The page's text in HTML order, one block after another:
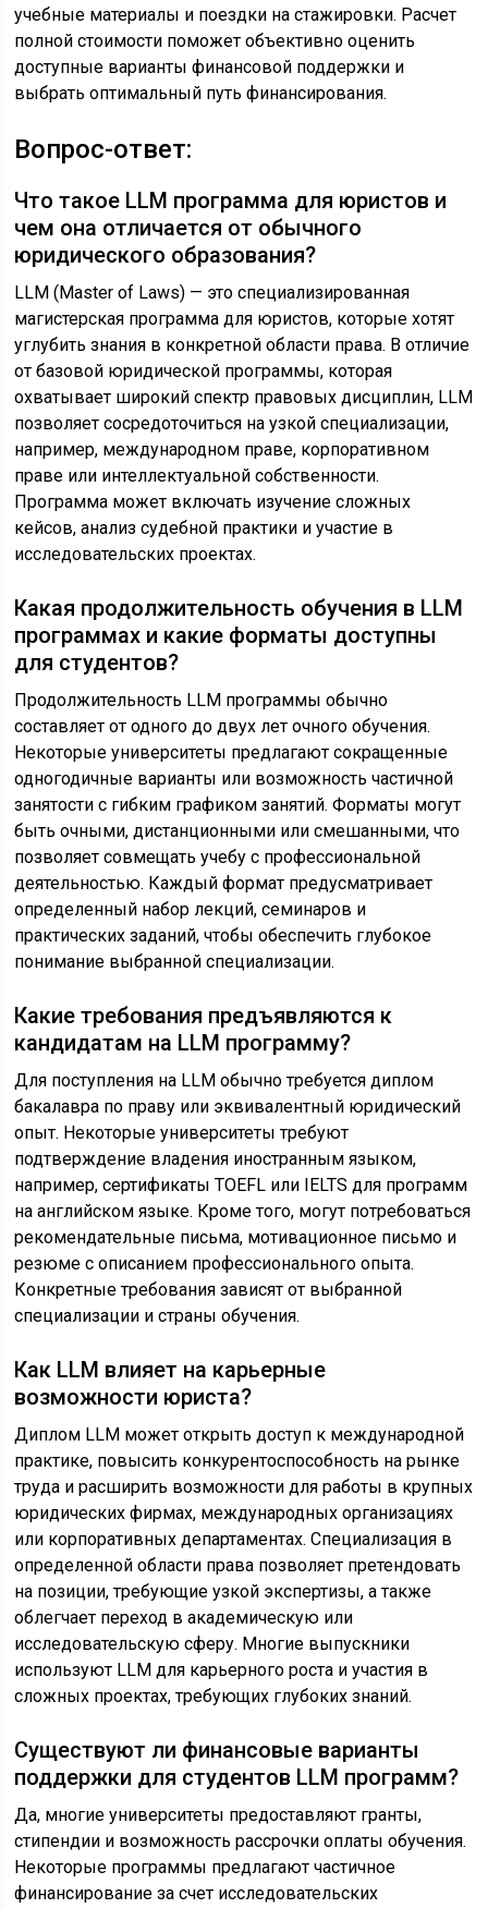
учебные материалы и поездки на стажировки. Расчет
полной стоимости поможет объективно оценить
доступные варианты финансовой поддержки и
выбрать оптимальный путь финансирования.
Вопрос-ответ:
Что такое LLM программа для юристов и
чем она отличается от обычного
юридического образования?
LLM (Master of Laws) — это специализированная
магистерская программа для юристов, которые хотят
углубить знания в конкретной области права. В отличие
от базовой юридической программы, которая
охватывает широкий спектр правовых дисциплин, LLM
позволяет сосредоточиться на узкой специализации,
например, международном праве, корпоративном
праве или интеллектуальной собственности.
Программа может включать изучение сложных
кейсов, анализ судебной практики и участие в
исследовательских проектах.
Какая продолжительность обучения в LLM
программах и какие форматы доступны
для студентов?
Продолжительность LLM программы обычно
составляет от одного до двух лет очного обучения.
Некоторые университеты предлагают сокращенные
одногодичные варианты или возможность частичной
занятости с гибким графиком занятий. Форматы могут
быть очными, дистанционными или смешанными, что
позволяет совмещать учебу с профессиональной
деятельностью. Каждый формат предусматривает
определенный набор лекций, семинаров и
практических заданий, чтобы обеспечить глубокое
понимание выбранной специализации.
Какие требования предъявляются к
кандидатам на LLM программу?
Для поступления на LLM обычно требуется диплом
бакалавра по праву или эквивалентный юридический
опыт. Некоторые университеты требуют
подтверждение владения иностранным языком,
например, сертификаты TOEFL или IELTS для программ
на английском языке. Кроме того, могут потребоваться
рекомендательные письма, мотивационное письмо и
резюме с описанием профессионального опыта.
Конкретные требования зависят от выбранной
специализации и страны обучения.
Как LLM влияет на карьерные
возможности юриста?
Диплом LLM может открыть доступ к международной
практике, повысить конкурентоспособность на рынке
труда и расширить возможности для работы в крупных
юридических фирмах, международных организациях
или корпоративных департаментах. Специализация в
определенной области права позволяет претендовать
на позиции, требующие узкой экспертизы, а также
облегчает переход в академическую или
исследовательскую сферу. Многие выпускники
используют LLM для карьерного роста и участия в
сложных проектах, требующих глубоких знаний.
Существуют ли финансовые варианты
поддержки для студентов LLM программ?
Да, многие университеты предоставляют гранты,
стипендии и возможность рассрочки оплаты обучения.
Некоторые программы предлагают частичное
финансирование за счет исследовательских